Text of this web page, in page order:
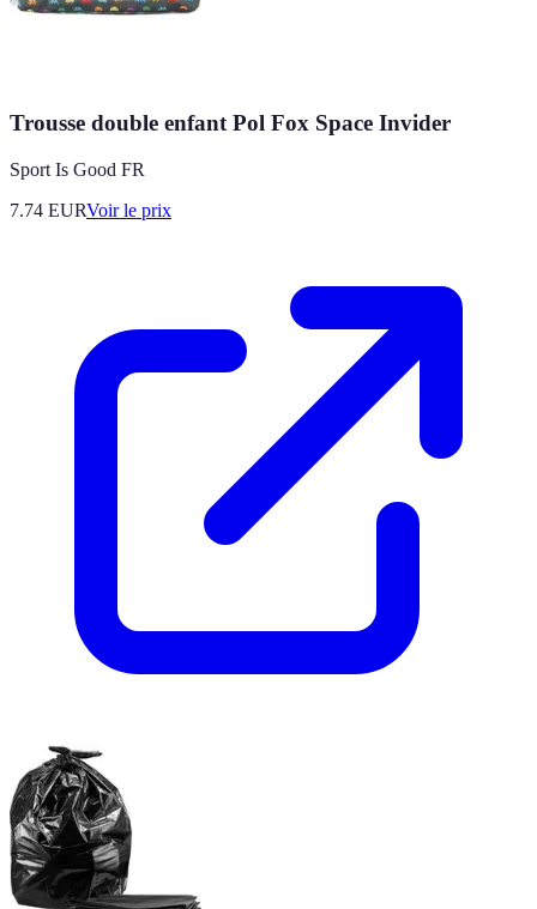
Trousse double enfant Pol Fox Space Invider
Sport Is Good FR
7.74 EURVoir le prix